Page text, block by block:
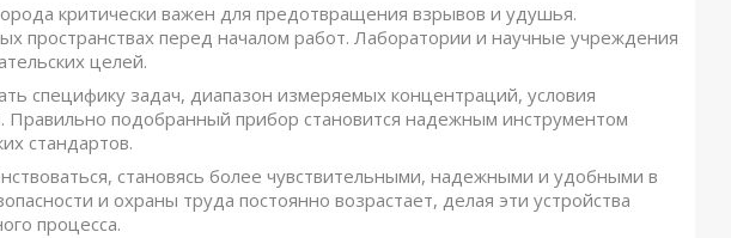
критически важен для предотвращения взрывов и удушья.
пространствах перед началом работ. Лаборатории и научные учреждения
целей.
специфику задач, диапазон измеряемых концентраций, условия
Правильно подобранный прибор становится надежным инструментом
стандартов.
становясь более чувствительными, надежными и удобными в
и охраны труда постоянно возрастает, делая эти устройства
процесса.